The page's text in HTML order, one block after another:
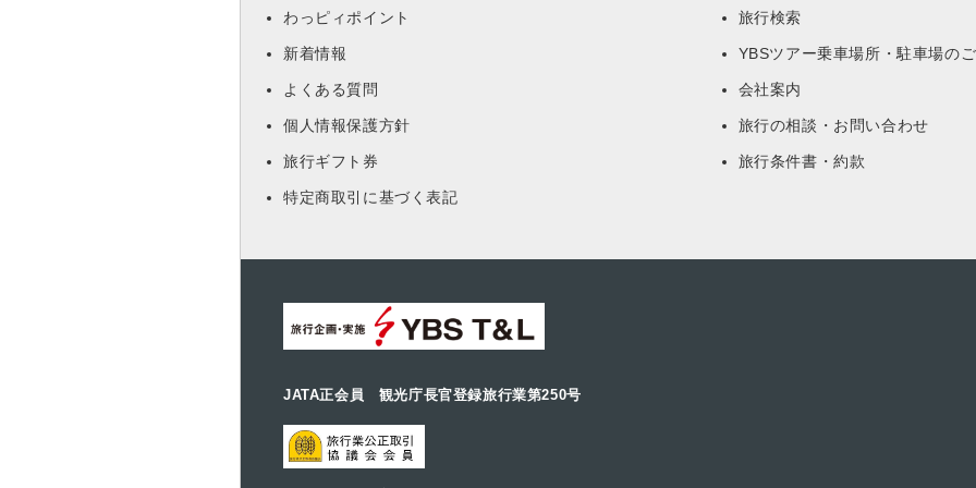
わっピィポイント 旅行検索
新着情報 YBSツアー乗車場所・駐車場の
よくある質問 会社案内
個人情報保護方針 旅行の相談・お問い合わせ
旅行ギフト券 旅行条件書・約款
特定商取引に基づく表記
JATA正会員 観光庁長官登録旅行業第250号